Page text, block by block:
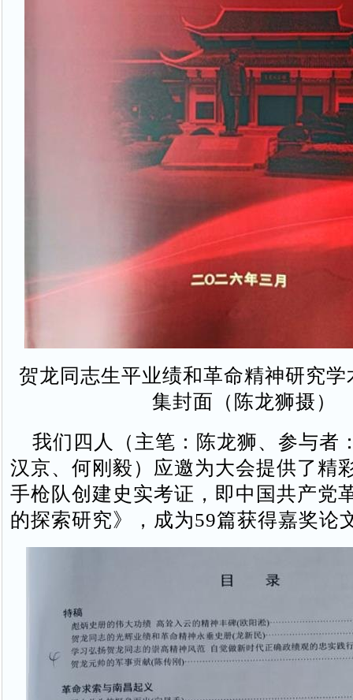
贺龙同志生平业绩和革命精神研究
集封面（陈龙狮摄）
我们四人（主笔：陈龙狮、参与者
汉京、何刚毅）应邀为大会提供了精
手枪队创建史实考证，即中国共产党
的探索研究》，成为59篇获得嘉奖论